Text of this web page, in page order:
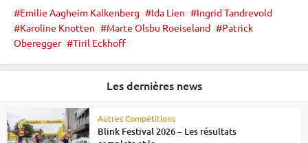
Emilie Aagheim Kalkenberg Ida Lien
Ingrid Tandrevold
Karoline Knotten
Marte Olsbu Roeiseland
Patrick
Oberegger
Tiril Eckhoff
Les dernières news
Autres Compétitions
Blink Festival 2026 – Les résultats